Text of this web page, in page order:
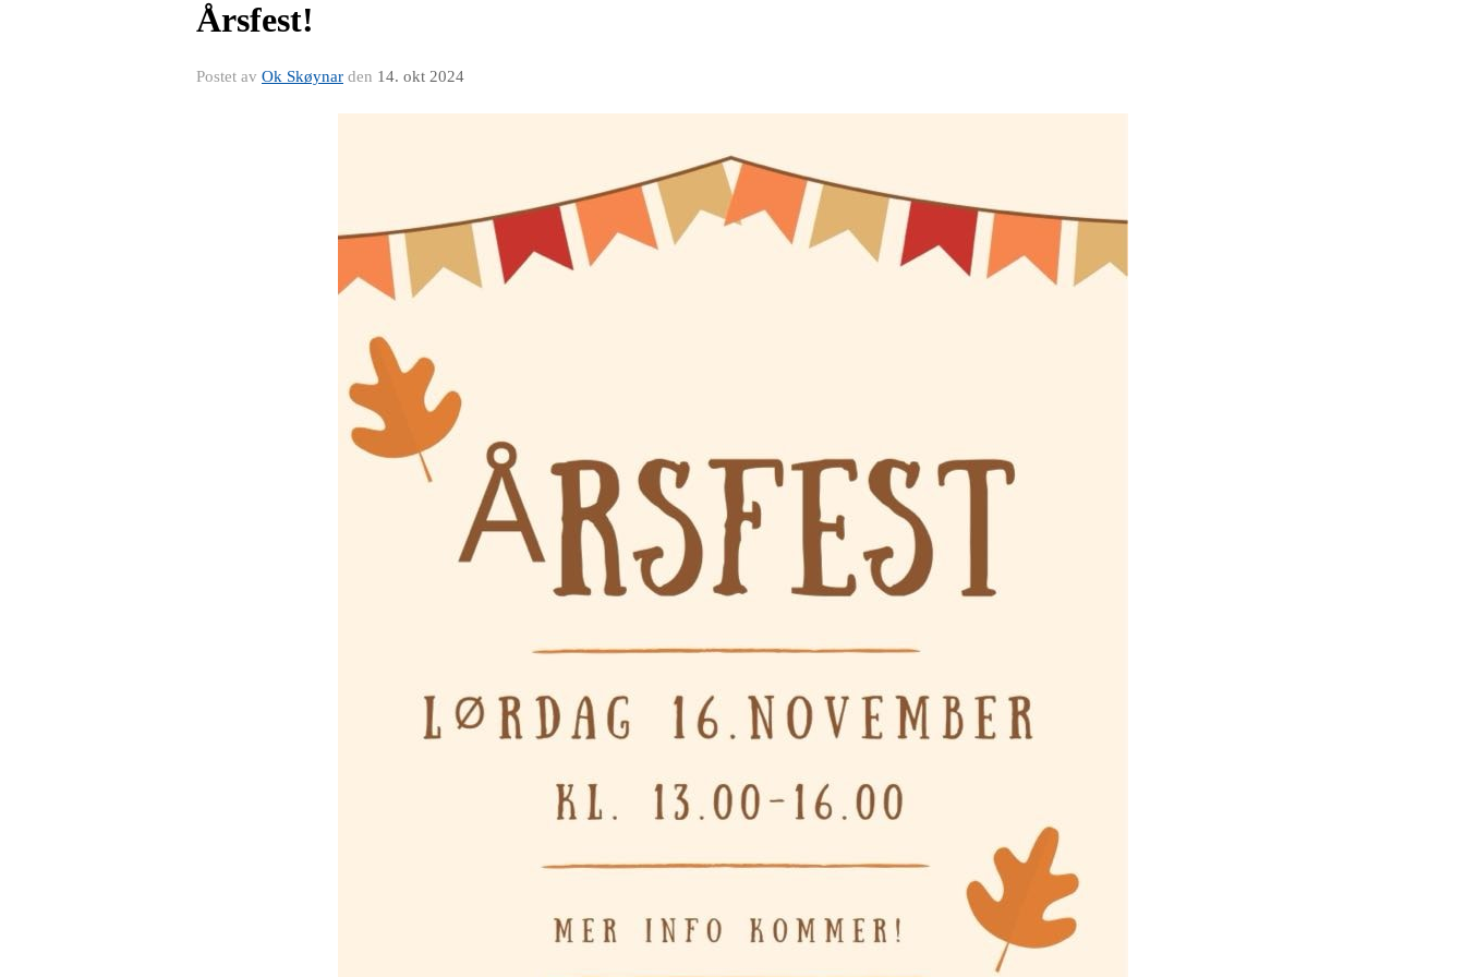
Årsfest!
Postet av Ok Skøynar den 14. okt 2024